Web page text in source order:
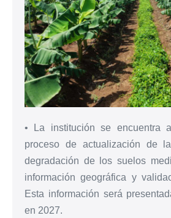
• La institución se encuentra
proceso de actualización de
degradación de los suelos
información geográfica y
Esta información será
en 2027.